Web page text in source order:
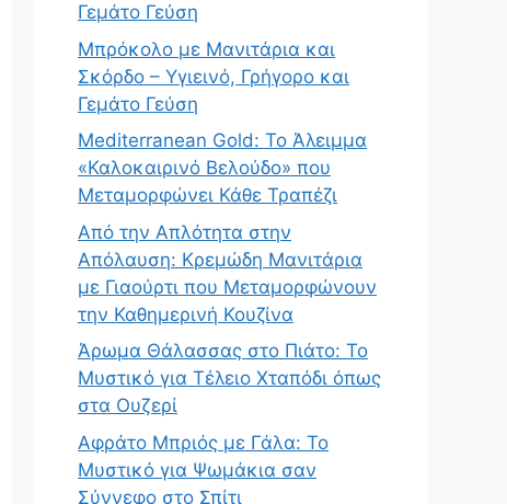
Γεμάτο Γεύση
Μπρόκολο με Μανιτάρια και
Σκόρδο – Υγιεινό, Γρήγορο και
Γεμάτο Γεύση
Mediterranean Gold: Το Άλειμμα
«Καλοκαιρινό Βελούδο» που
Μεταμορφώνει Κάθε Τραπέζι
Από την Απλότητα στην
Απόλαυση: Κρεμώδη Μανιτάρια
με Γιαούρτι που Μεταμορφώνουν
την Καθημερινή Κουζίνα
Άρωμα Θάλασσας στο Πιάτο: Το
Μυστικό για Τέλειο Χταπόδι όπως
στα Ουζερί
Αφράτο Μπριός με Γάλα: Το
Μυστικό για Ψωμάκια σαν
Σύννεφο στο Σπίτι